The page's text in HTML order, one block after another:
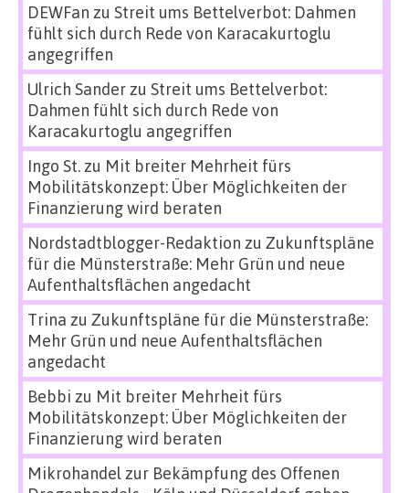
DEWFan zu Streit ums Bettelverbot: Dahmen
fühlt sich durch Rede von Karacakurtoglu
angegriffen
Ulrich Sanderzu Streit ums Bettelverbot:
Dahmen fühlt sich durch Rede von
Karacakurtoglu angegriffen
Ingo St.zu Mit breiter Mehrheit fürs
Mobilitätskonzept: Über Möglichkeiten der
Finanzierung wird beraten
Nordstadtblogger-Redaktion zu Zukunftspläne
für die Münsterstraße: Mehr Grün und neue
Aufenthaltsflächen angedacht
Trina zu Zukunftspläne für die Münsterstraße:
Mehr Grün und neue Aufenthaltsflächen
angedacht
Bebbi zu Mit breiter Mehrheit fürs
Mobilitätskonzept: Über Möglichkeiten der
Finanzierung wird beraten
Mikrohandel zur Bekämpfung des Offenen